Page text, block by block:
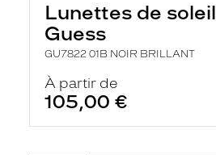
Lunettes de soleil
Guess
GU7822 01B NOIR BRILLANT
À partir de
105,00 €